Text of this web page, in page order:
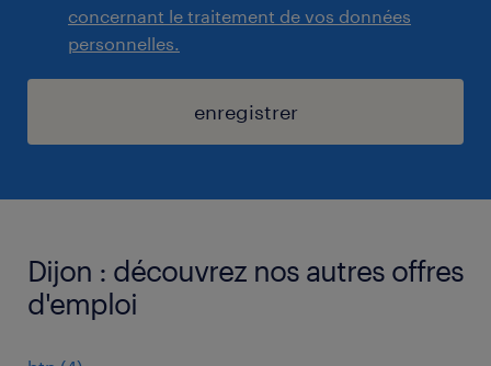
concernant le traitement de vos données
personnelles.
enregistrer
Dijon : découvrez nos autres offres
d'emploi